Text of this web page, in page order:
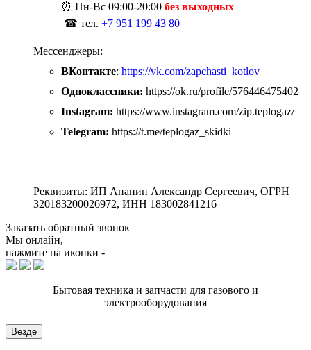
⏰ Пн-Вс 09:00-20:00 без выходных
☎ тел. +7 951 199 43 80
Мессенджеры:
ВКонтакте: https://vk.com/zapchasti_kotlov
Одноклассники: https://ok.ru/profile/576446475402
Instagram: https://www.instagram.com/zip.teplogaz/
Telegram: https://t.me/teplogaz_skidki
Реквизиты: ИП Ананин Александр Сергеевич, ОГРН
320183200026972, ИНН 183002841216
Заказать обратный звонок
Мы онлайн,
нажмите на иконки -
Бытовая техника и запчасти для газового и
электрооборудования
Везде